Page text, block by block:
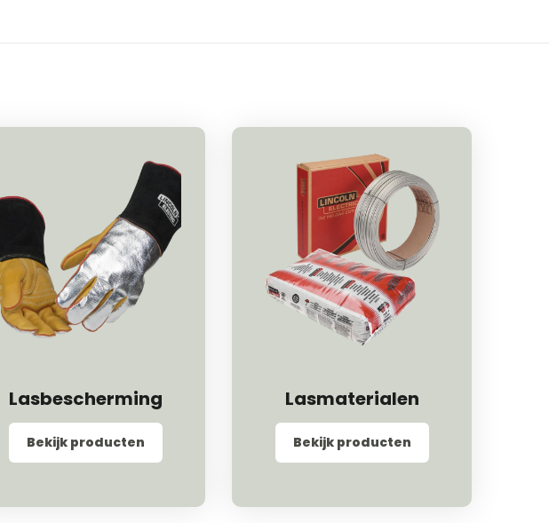
Lasbescherming
Bekijk producten
Lasmaterialen
Bekijk producten